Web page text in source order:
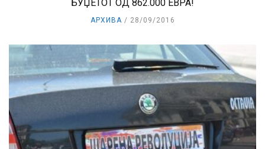
БУЏЕТОТ ОД 862.000 ЕВРА!
АРХИВА 28/09/2016